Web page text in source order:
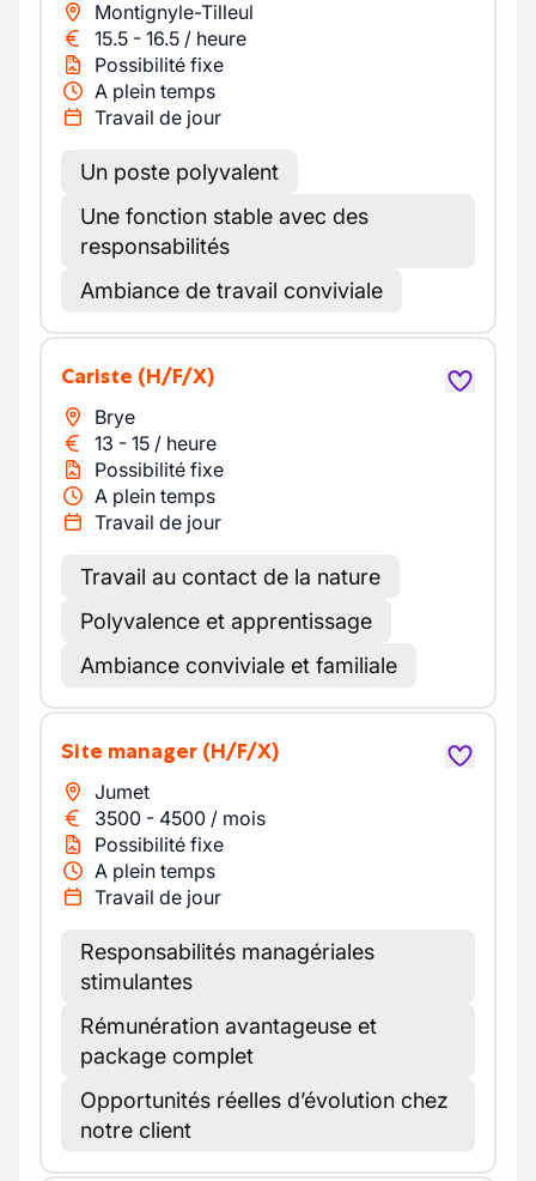
Montignyle-Tilleul
15.5 - 16.5 / heure
Possibilité fixe
A plein temps
Travail de jour
Un poste polyvalent
Une fonction stable avec des
responsabilités
Ambiance de travail conviviale
Cariste (H/F/X)
Brye
13 - 15 / heure
Possibilité fixe
A plein temps
Travail de jour
Travail au contact de la nature
Polyvalence et apprentissage
Ambiance conviviale et familiale
Site manager (H/F/X)
Jumet
3500 - 4500 / mois
Possibilité fixe
A plein temps
Travail de jour
Responsabilités managériales
stimulantes
Rémunération avantageuse et
package complet
Opportunités réelles d’évolution chez
notre client